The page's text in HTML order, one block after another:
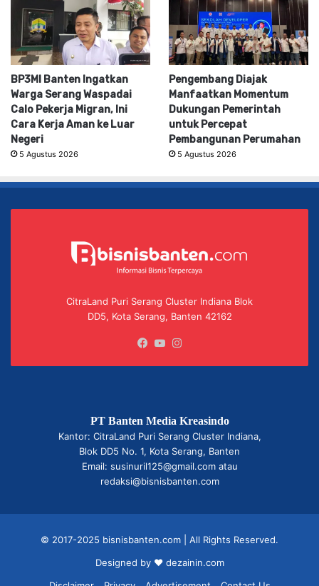
BP3MI Banten Ingatkan
Warga Serang Waspadai
Calo Pekerja Migran, Ini
Cara Kerja Aman ke Luar
Negeri
5 Agustus 2026
Pengembang Diajak
Manfaatkan Momentum
Dukungan Pemerintah
untuk Percepat
Pembangunan Perumahan
5 Agustus 2026
CitraLand Puri Serang Cluster Indiana Blok
DD5, Kota Serang, Banten 42162
Facebook
YouTube
PT Banten Media Kreasindo
Kantor: CitraLand Puri Serang Cluster Indiana,
Blok DD5 No. 1, Kota Serang, Banten
Email: susinuril125@gmail.com atau
redaksi@bisnisbanten.com
© 2017-2025 bisnisbanten.com | All Rights Reserved.
Designed by ❤ dezainin.com